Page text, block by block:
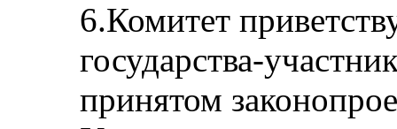
6.Комитет
государства-
принятом